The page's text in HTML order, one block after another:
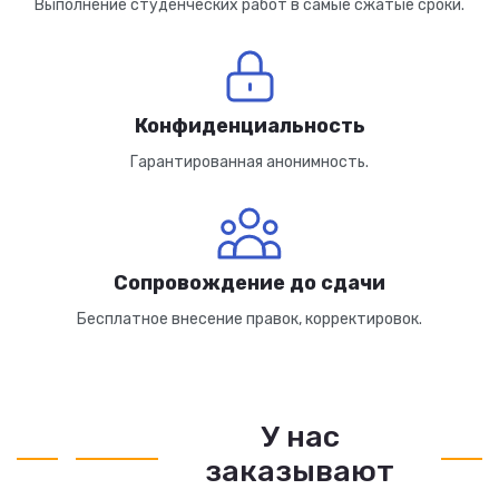
Выполнение студенческих работ в самые сжатые сроки.
Конфиденциальность
Гарантированная анонимность.
Сопровождение до сдачи
Бесплатное внесение правок, корректировок.
У нас
заказывают